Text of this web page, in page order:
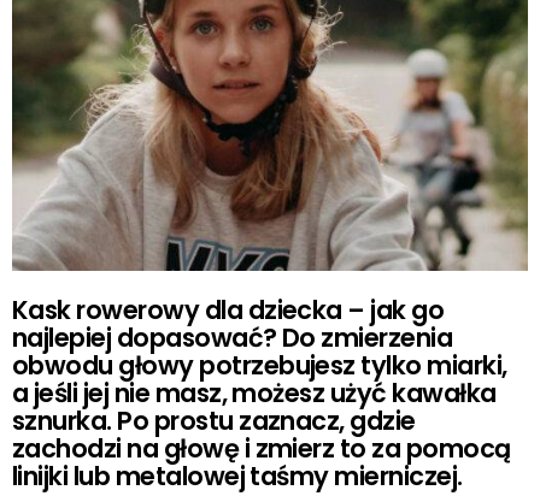
Kask rowerowy dla dziecka – jak go
najlepiej dopasować? Do zmierzenia
obwodu głowy potrzebujesz tylko miarki,
a jeśli jej nie masz, możesz użyć kawałka
sznurka. Po prostu zaznacz, gdzie
zachodzi na głowę i zmierz to za pomocą
linijki lub metalowej taśmy mierniczej.